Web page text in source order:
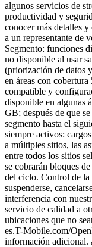
algunos servicios de
productividad y
conocer más detalles
a un representante de
Segmento: funciones
no disponible al usar
(priorización de datos
en áreas con
compatible y
disponible en algunas
GB; después de que
segmento hasta el
siempre activos:
a múltiples sitios, las
entre todos los sitios
se cobrarán bloques
del ciclo. Control de la
suspenderse,
interferencia con
servicio de calidad a
ubicaciones que no
es.T-Mobile.com/
información adicional.